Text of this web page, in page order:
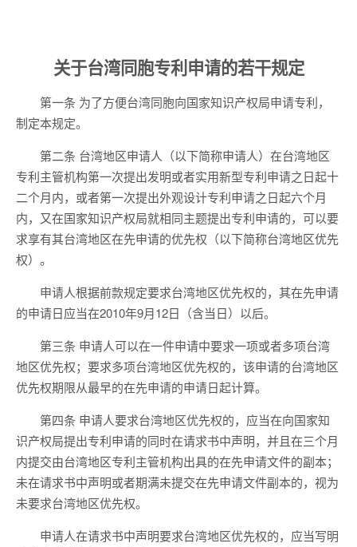
关于台湾同胞专利申请的若干规定
第一条 为了方便台湾同胞向国家知识产权局申请专利，
制定本规定。
第二条 台湾地区申请人（以下简称申请人）在台湾地区
专利主管机构第一次提出发明或者实用新型专利申请之日起十
二个月内，或者第一次提出外观设计专利申请之日起六个月
内，又在国家知识产权局就相同主题提出专利申请的，可以要
求享有其台湾地区在先申请的优先权（以下简称台湾地区优先
权）。
申请人根据前款规定要求台湾地区优先权的，其在先申请
的申请日应当在2010年9月12日（含当日）以后。
第三条 申请人可以在一件申请中要求一项或者多项台湾
地区优先权；要求多项台湾地区优先权的，该申请的台湾地区
优先权期限从最早的在先申请的申请日起计算。
第四条 申请人要求台湾地区优先权的，应当在向国家知
识产权局提出专利申请的同时在请求书中声明，并且在三个月
内提交由台湾地区专利主管机构出具的在先申请文件的副本；
未在请求书中声明或者期满未提交在先申请文件副本的，视为
未要求台湾地区优先权。
申请人在请求书中声明要求台湾地区优先权的，应当写明